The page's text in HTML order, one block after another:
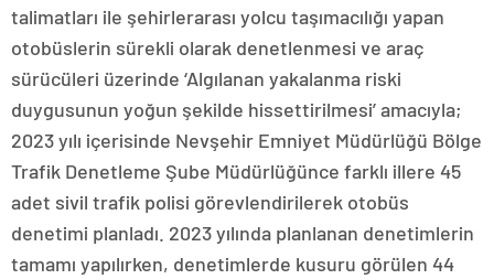
talimatları ile şehirlerarası yolcu taşımacılığı yapan
otobüslerin sürekli olarak denetlenmesi ve araç
sürücüleri üzerinde ‘Algılanan yakalanma riski
duygusunun yoğun şekilde hissettirilmesi’ amacıyla;
2023 yılı içerisinde Nevşehir Emniyet Müdürlüğü Bölge
Trafik Denetleme Şube Müdürlüğünce farklı illere 45
adet sivil trafik polisi görevlendirilerek otobüs
denetimi planladı. 2023 yılında planlanan denetimlerin
tamamı yapılırken, denetimlerde kusuru görülen 44